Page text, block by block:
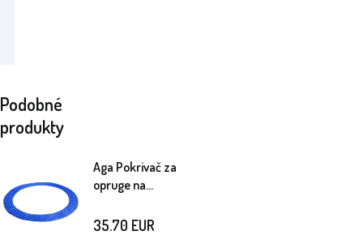
Podobné
produkty
Aga Pokrivač za
opruge na
cm Plavi
35.70 EUR